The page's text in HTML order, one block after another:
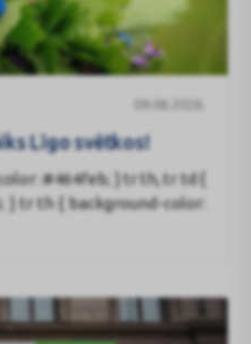
09.06.2026.
Līgo svētkos!
#464feb; } tr th, tr td {
} tr th { background-color: